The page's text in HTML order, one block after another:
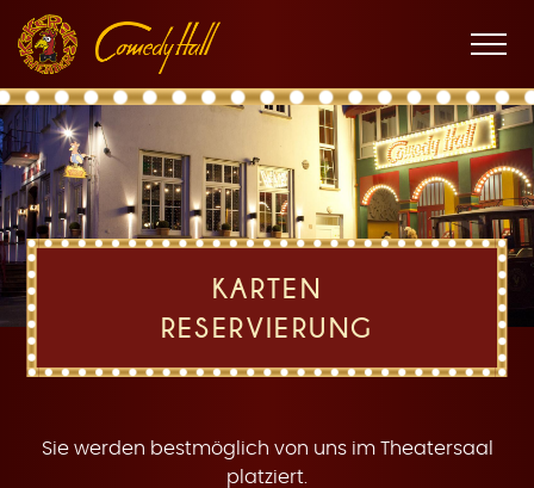
Hauptnavigation
Inhalt
Fußnavigation
K
a
r
Menü
KARTEN
RESERVIERUNG
Sie werden bestmöglich von uns im Theatersaal
platziert.